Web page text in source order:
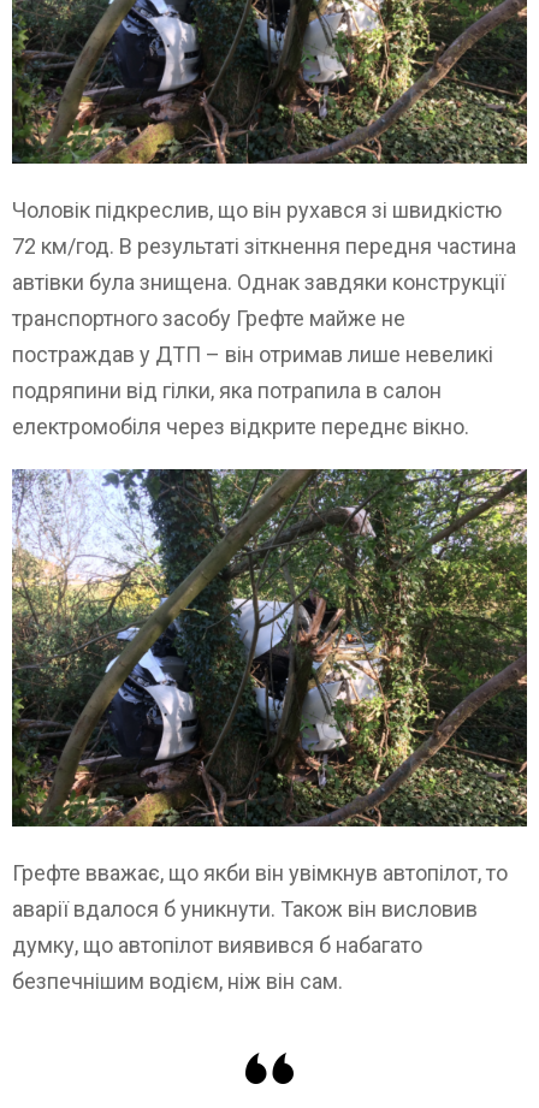
Чоловік підкреслив, що він рухався зі швидкістю
72 км/год. В результаті зіткнення передня частина
автівки була знищена. Однак завдяки конструкції
транспортного засобу Грефте майже не
постраждав у ДТП – він отримав лише невеликі
подряпини від гілки, яка потрапила в салон
електромобіля через відкрите переднє вікно.
Грефте вважає, що якби він увімкнув автопілот, то
аварії вдалося б уникнути. Також він висловив
думку, що автопілот виявився б набагато
безпечнішим водієм, ніж він сам.